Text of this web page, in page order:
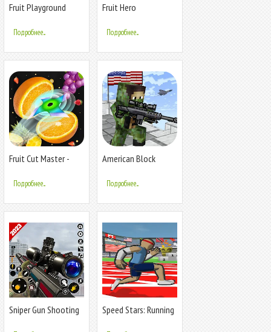
Fruit Playground
Подробнее...
Fruit Hero
Подробнее...
Fruit Cut Master -
Подробнее...
American Block
Подробнее...
Sniper Gun Shooting
Speed Stars: Running